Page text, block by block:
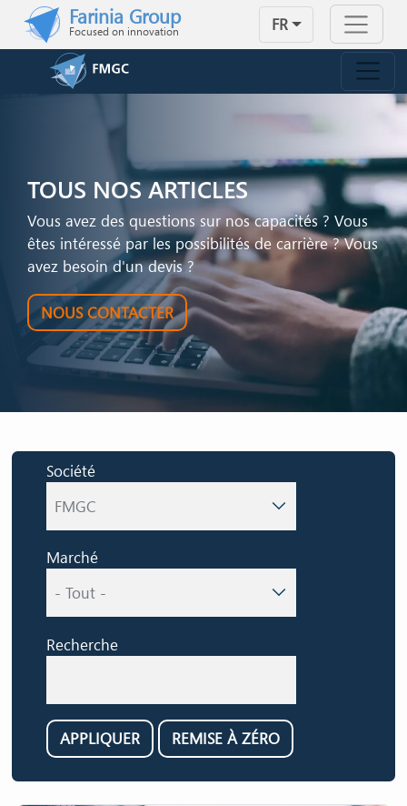
Skip to main content
Farinia Group
Focused on innovation FR
TOUS NOS ARTICLES
Vous avez des questions sur nos capacités ? Vous
êtes intéressé par les possibilités de carrière ? Vous
avez besoin d'un devis ?
NOUS CONTACTER
Société
Marché
Recherche
APPLIQUER REMISE À ZÉRO